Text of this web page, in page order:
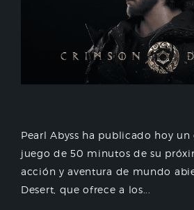
Pearl Abyss ha publicado hoy
juego de 50 minutos de su
acción y aventura de mundo
Desert, que ofrece a los...